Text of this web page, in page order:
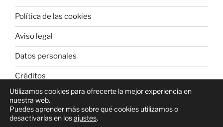
Política de las cookies
Aviso legal
Datos personales
Créditos
Utilizamos cookies para ofrecerte la mejor experiencia en
nuestra web.
Puedes aprender más sobre qué cookies utilizamos o
desactivarlas en losajustes.